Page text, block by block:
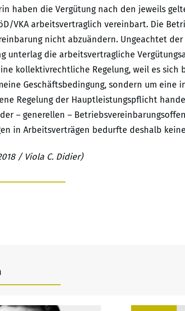
haben die Vergütung nach den jeweils
VKA arbeitsvertraglich vereinbart. Die
nicht abzuändern. Ungeachtet
unterlag die arbeitsvertragliche
kollektivrechtliche Regelung, weil es sich
Geschäftsbedingung, sondern um eine
Regelung der Hauptleistungspflicht
– generellen –
in Arbeitsverträgen bedurfte deshalb
/ Viola C. Didier)